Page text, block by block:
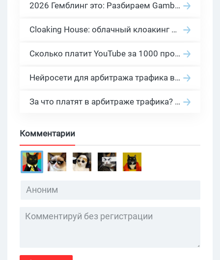
2026 Гемблинг это: Разбираем Gambling вертикаль, и все что связано с гемблинг и беттинг офферами
Cloaking House: облачный клоакинг для фильтрации ботов FB и Google Ads — гайд PHP-интеграции 2026
Сколько платит YouTube за 1000 просмотров в 2026: реальные цифры от 0.5 до 36 USD по ГЕО
Нейросети для арбитража трафика в 2026: инструменты, кейсы и AI-медиабайеры
За что платят в арбитраже трафика? 30 моделей оплаты в бурж и СНГ партнерках
Комментарии